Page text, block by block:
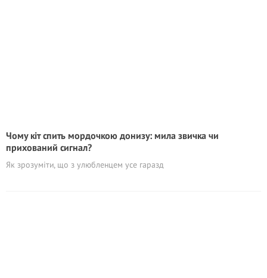
Чому кіт спить мордочкою донизу: мила звичка чи
прихований сигнал?
Як зрозуміти, що з улюбленцем усе гаразд